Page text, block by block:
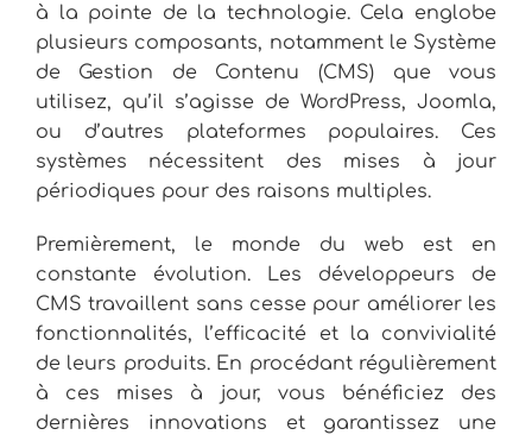
à la pointe de la technologie. Cela englobe
plusieurs composants, notamment le Système
de Gestion de Contenu (CMS) que vous
utilisez, qu’il s’agisse de WordPress, Joomla,
ou d’autres plateformes populaires. Ces
systèmes nécessitent des mises à jour
périodiques pour des raisons multiples.
Premièrement, le monde du web est en
constante évolution. Les développeurs de
CMS travaillent sans cesse pour améliorer les
fonctionnalités, l’efficacité et la convivialité
de leurs produits. En procédant régulièrement
à ces mises à jour, vous bénéficiez des
dernières innovations et garantissez une